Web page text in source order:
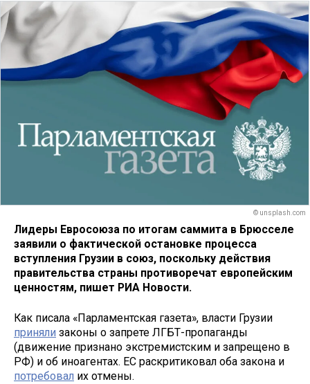
© unsplash.com
Лидеры Евросоюза по итогам саммита в Брюсселе
заявили о фактической остановке процесса
вступления Грузии в союз, поскольку действия
правительства страны противоречат европейским
ценностям, пишет РИА Новости.
Как писала «Парламентская газета», власти Грузии
приняли законы о запрете ЛГБТ-пропаганды
(движение признано экстремистским и запрещено в
РФ) и об иноагентах. ЕС раскритиковал оба закона и
потребовал их отмены.